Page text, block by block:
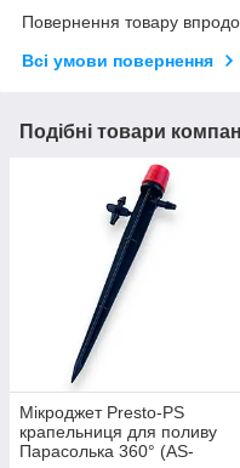
Повернення товару
Всі умови повернення
Подібні товари
Мікроджет Presto-PS
крапельниця для поливу
Парасолька 360° (AS-